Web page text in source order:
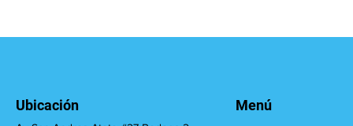
Ubicación Menú